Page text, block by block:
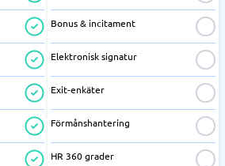
Bonus & incitament
Elektronisk signatur
Exit-enkäter
Förmånshantering
HR 360 grader